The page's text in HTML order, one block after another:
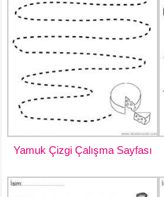
Yamuk Çizgi Çalışma Sayfası